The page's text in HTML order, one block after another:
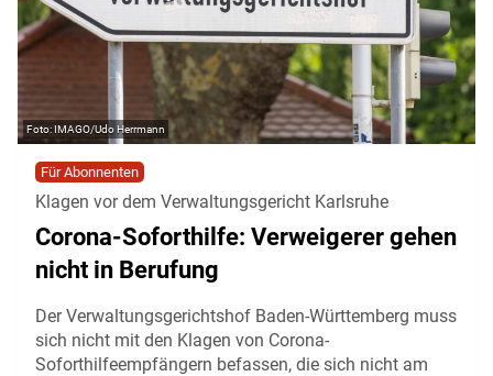
IMAGO/Udo Herrmann
Für Abonnenten
Klagen vor dem Verwaltungsgericht Karlsruhe
Corona-Soforthilfe: Verweigerer gehen
nicht in Berufung
Der Verwaltungsgerichtshof Baden-Württemberg muss
sich nicht mit den Klagen von Corona-
Soforthilfeempfängern befassen, die sich nicht am